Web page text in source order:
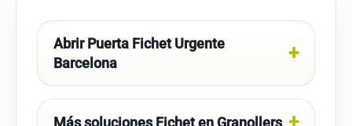
Abrir Puerta Fichet Urgente
Barcelona
Más soluciones Fichet en Granollers